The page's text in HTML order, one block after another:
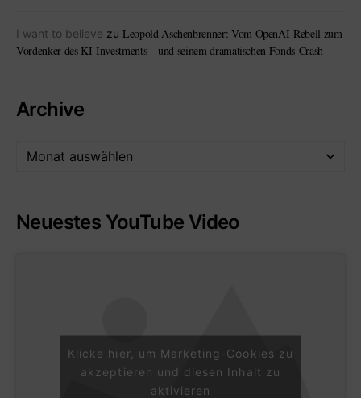
I want to believe zu Leopold Aschenbrenner: Vom OpenAI-Rebell zum
Vordenker des KI-Investments – und seinem dramatischen Fonds-Crash
Archive
Neuestes YouTube Video
Klicke hier, um Marketing-Cookies zu
akzeptieren und diesen Inhalt zu
aktivieren